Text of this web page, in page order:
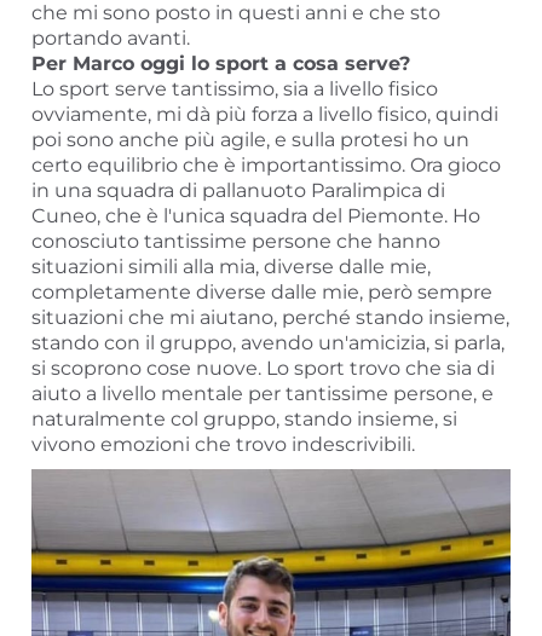
che mi sono posto in questi anni e che sto
portando avanti.
Per Marco oggi lo sport a cosa serve?
Lo sport serve tantissimo, sia a livello fisico
ovviamente, mi dà più forza a livello fisico, quindi
poi sono anche più agile, e sulla protesi ho un
certo equilibrio che è importantissimo. Ora gioco
in una squadra di pallanuoto Paralimpica di
Cuneo, che è l'unica squadra del Piemonte. Ho
conosciuto tantissime persone che hanno
situazioni simili alla mia, diverse dalle mie,
completamente diverse dalle mie, però sempre
situazioni che mi aiutano, perché stando insieme,
stando con il gruppo, avendo un'amicizia, si parla,
si scoprono cose nuove. Lo sport trovo che sia di
aiuto a livello mentale per tantissime persone, e
naturalmente col gruppo, stando insieme, si
vivono emozioni che trovo indescrivibili.